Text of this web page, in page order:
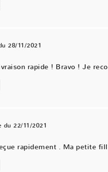
28/11/2021
rapide ! Bravo ! Je
du 22/11/2021
rapidement . Ma petite